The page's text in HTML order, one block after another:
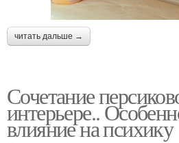
читать дальше →
Сочетание
интерьере..
влияние на психику